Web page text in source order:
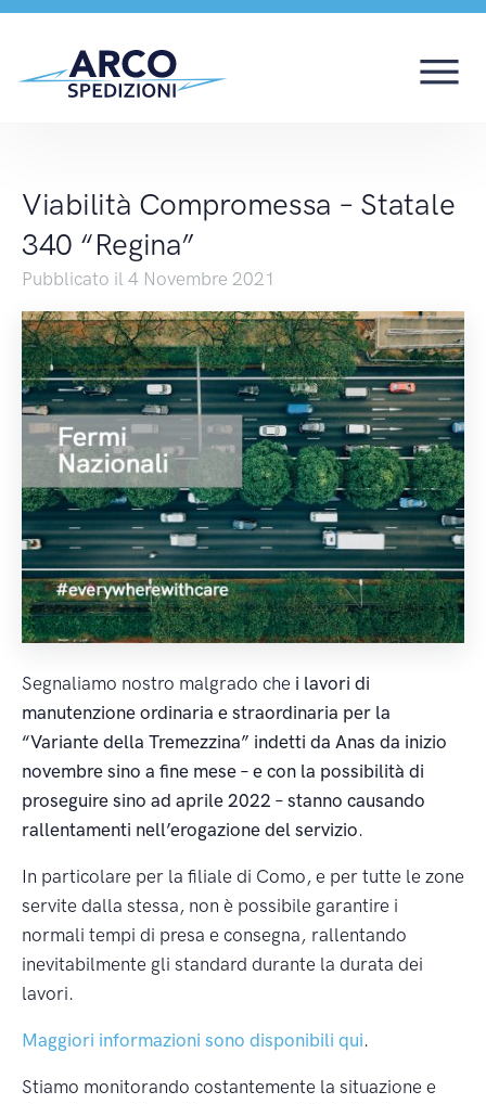
Viabilità
Viabilità Compromessa – Statale
340 “Regina”
Pubblicato il 4 Novembre 2021
Segnaliamo nostro malgrado che i lavori di
manutenzione ordinaria e straordinaria per la
“Variante della Tremezzina” indetti da Anas da inizio
novembre sino a fine mese – e con la possibilità di
proseguire sino ad aprile 2022 – stanno causando
rallentamenti nell’erogazione del servizio.
In particolare per la filiale di Como, e per tutte le zone
servite dalla stessa, non è possibile garantire i
normali tempi di presa e consegna, rallentando
inevitabilmente gli standard durante la durata dei
lavori.
Maggiori informazioni sono disponibili qui.
Stiamo monitorando costantemente la situazione e